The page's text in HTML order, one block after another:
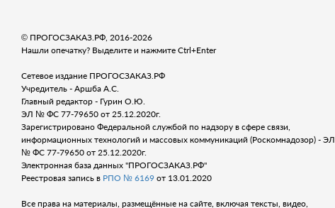
© ПРОГОСЗАКАЗ.РФ, 2016-2026
Нашли опечатку? Выделите и нажмите Ctrl+Enter
Сетевое издание ПРОГОСЗАКАЗ.РФ
Учредитель - Аршба А.С.
Главный редактор - Гурин О.Ю.
ЭЛ № ФС 77-79650 от 25.12.2020г.
Зарегистрировано Федеральной службой по надзору в сфере связи,
информационных технологий и массовых коммуникаций (Роскомнадозор) - ЭЛ
№ ФС 77-79650 от 25.12.2020г.
Электронная база данных "ПРОГОСЗАКАЗ.РФ"
Реестровая запись в РПО № 6169 от 13.01.2020
Все права на материалы, размещённые на сайте, включая тексты, видео,